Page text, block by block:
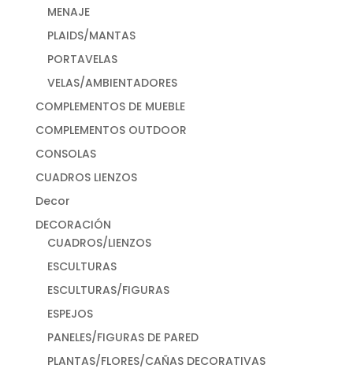
MENAJE
PLAIDS/MANTAS
PORTAVELAS
VELAS/AMBIENTADORES
COMPLEMENTOS DE MUEBLE
COMPLEMENTOS OUTDOOR
CONSOLAS
CUADROS LIENZOS
Decor
DECORACIÓN
CUADROS/LIENZOS
ESCULTURAS
ESCULTURAS/FIGURAS
ESPEJOS
PANELES/FIGURAS DE PARED
PLANTAS/FLORES/CAÑAS DECORATIVAS